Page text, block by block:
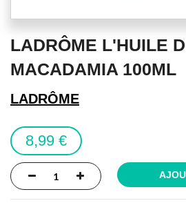
beginning
of
images
gallery
LADRÔME L'HUILE
MACADAMIA 100ML
LADRÔME
8,99 €